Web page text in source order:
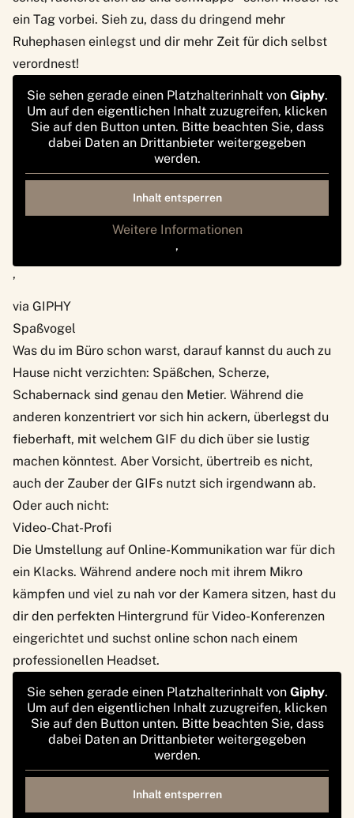
ein Tag vorbei. Sieh zu, dass du dringend mehr
Ruhephasen einlegst und dir mehr Zeit für dich selbst
verordnest!
Sie sehen gerade einen Platzhalterinhalt von Giphy.
Um auf den eigentlichen Inhalt zuzugreifen, klicken
Sie auf den Button unten. Bitte beachten Sie, dass
dabei Daten an Drittanbieter weitergegeben
werden.
Inhalt entsperren
Weitere Informationen
‚
‚
via GIPHY
Spaßvogel
Was du im Büro schon warst, darauf kannst du auch zu
Hause nicht verzichten: Späßchen, Scherze,
Schabernack sind genau den Metier. Während die
anderen konzentriert vor sich hin ackern, überlegst du
fieberhaft, mit welchem GIF du dich über sie lustig
machen könntest. Aber Vorsicht, übertreib es nicht,
auch der Zauber der GIFs nutzt sich irgendwann ab.
Oder auch nicht:
Video-Chat-Profi
Die Umstellung auf Online-Kommunikation war für dich
ein Klacks. Während andere noch mit ihrem Mikro
kämpfen und viel zu nah vor der Kamera sitzen, hast du
dir den perfekten Hintergrund für Video-Konferenzen
eingerichtet und suchst online schon nach einem
professionellen Headset.
Sie sehen gerade einen Platzhalterinhalt von Giphy.
Um auf den eigentlichen Inhalt zuzugreifen, klicken
Sie auf den Button unten. Bitte beachten Sie, dass
dabei Daten an Drittanbieter weitergegeben
werden.
Inhalt entsperren